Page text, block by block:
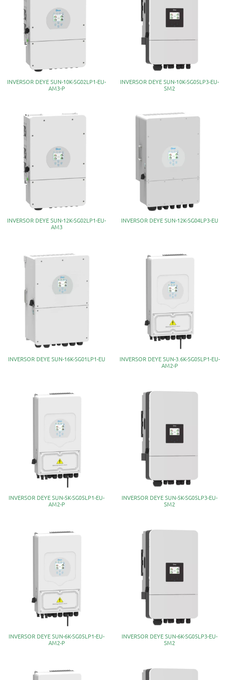
INVERSOR DEYE SUN-10K-SG02LP1-EU-
AM3-P
INVERSOR DEYE SUN-10K-SG05LP3-EU-
SM2
INVERSOR DEYE SUN-12K-SG02LP1-EU-
AM3
INVERSOR DEYE SUN-12K-SG04LP3-EU
INVERSOR DEYE SUN-16K-SG01LP1-EU
INVERSOR DEYE SUN-3.6K-SG05LP1-EU-
AM2-P
INVERSOR DEYE SUN-5K-SG05LP1-EU-
AM2-P
INVERSOR DEYE SUN-5K-SG05LP3-EU-
SM2
INVERSOR DEYE SUN-6K-SG05LP1-EU-
AM2-P
INVERSOR DEYE SUN-6K-SG05LP3-EU-
SM2